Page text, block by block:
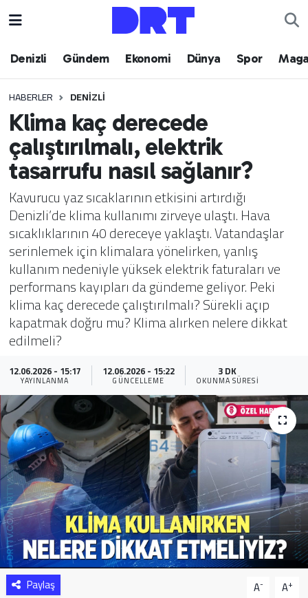
Denizli Gündem Ekonomi Dünya Spor
HABERLER DENIZLI
Klima kaç derecede
çalıştırılmalı, elektrik
tasarrufu nasıl sağlanır?
Kavurucu yaz sıcaklarının etkisini artırdığı
Denizli’de klima kullanımı zirveye ulaştı. Hava
sıcaklıklarının 40 dereceye yaklaştı. Vatandaşlar
serinlemek için klimalara yönelirken, yanlış
kullanım nedeniyle yüksek elektrik faturaları ve
performans kayıpları da gündeme geliyor. Peki
klima kaç derecede çalıştırılmalı? Sürekli açıp
kapatmak doğru mu? Klima alırken nelere dikkat
edilmeli?
12.06.2026 - 15:17
YAYINLANMA
12.06.2026 - 15:22
GÜNCELLEME
3 DK
OKUNMA SÜRESI
Paylaş A- A+
Denizli
Ekonomi
Dünya
Spor
Magazin
Teknoloji
Yaşam
Sağlık
Yazarlar
Resmi İlan
Resmi Reklam
Hava Durumu
Trafik Durumu
Puan Durumu ve Fikstür
Tüm Manşetler
Son Dakika Haberleri
Haber Arşivi